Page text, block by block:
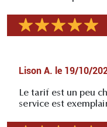
Lison A. le 19/10/
Le tarif est un peu
service est